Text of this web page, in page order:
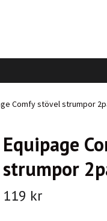
Comfy stövel strumpor
Equipage
strumpor
119 kr